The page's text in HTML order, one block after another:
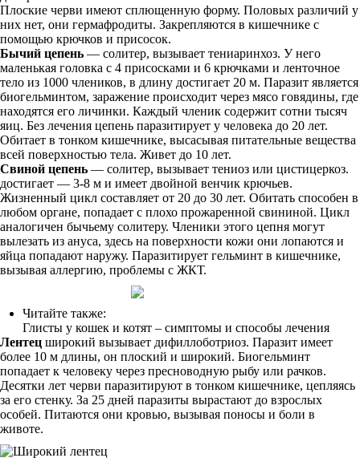
Плоские черви имеют сплющенную форму. Половых различий у
них нет, они гермафродиты. Закрепляются в кишечнике с
помощью крючков и присосок.
Бычий цепень — солитер, вызывает тениаринхоз. У него
маленькая головка с 4 присосками и 6 крючками и ленточное
тело из 1000 члеников, в длину достигает 20 м. Паразит является
биогельминтом, заражение происходит через мясо говядины, где
находятся его личинки. Каждый членик содержит сотни тысяч
яиц. Без лечения цепень паразитирует у человека до 20 лет.
Обитает в тонком кишечнике, высасывая питательные вещества
всей поверхностью тела. Живет до 10 лет.
Свиной цепень — солитер, вызывает тениоз или цистицеркоз.
достигает — 3-8 м и имеет двойной венчик крючьев.
Жизненный цикл составляет от 20 до 30 лет. Обитать способен в
любом органе, попадает с плохо прожаренной свининой. Цикл
аналогичен бычьему солитеру. Членики этого цепня могут
вылезать из ануса, здесь на поверхности кожи они лопаются и
яйца попадают наружу. Паразитирует гельминт в кишечнике,
вызывая аллергию, проблемы с ЖКТ.
Читайте также:
Глисты у кошек и котят – симптомы и способы лечения
Лентец широкий вызывает дифиллоботриоз. Паразит имеет
более 10 м длины, он плоский и широкий. Биогельминт
попадает к человеку через пресноводную рыбу или рачков.
Десятки лет черви паразитируют в тонком кишечнике, цепляясь
за его стенку. За 25 дней паразиты вырастают до взрослых
особей. Питаются они кровью, вызывая поносы и боли в
животе.